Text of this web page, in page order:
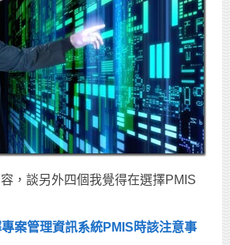
，談另外四個我覺得在選擇PMIS
案管理資訊系統PMIS時該注意事